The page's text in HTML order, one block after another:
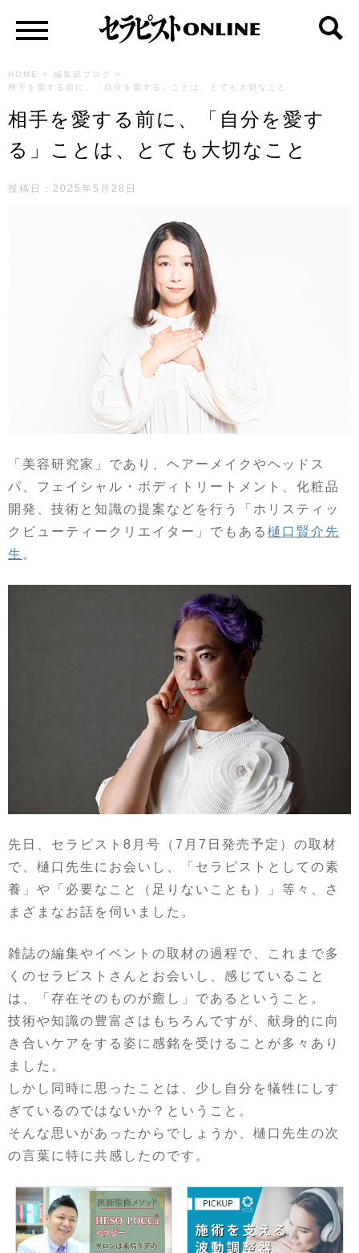
HOME > 編集部ブログ
>
相手を愛する前に、「自分を愛する」ことは、とても大切なこと
相手を愛する前に、「自分を愛す
る」ことは、とても大切なこと
投稿日： 2025年5月28日
「美容研究家」であり、ヘアーメイクやヘッドス
パ、フェイシャル・ボディトリートメント、化粧品
開発、技術と知識の提案などを行う「ホリスティッ
クビューティークリエイター」でもある 樋口賢介先
生 。
先日、セラピスト8月号（7月7日発売予定）の取材
で、樋口先生にお会いし、「セラピストとしての素
養」や「必要なこと（足りないことも）」等々、さ
まざまなお話を伺いました。
雑誌の編集やイベントの取材の過程で、これまで多
くのセラピストさんとお会いし、感じていること
は、「存在そのものが癒し」であるということ。
技術や知識の豊富さはもちろんですが、献身的に向
き合いケアをする姿に感銘を受けることが多々あり
ました。
しかし同時に思ったことは、少し自分を犠牲にしす
ぎているのではないか？ということ。
そんな思いがあったからでしょうか、樋口先生の次
の言葉に特に共感したのです。